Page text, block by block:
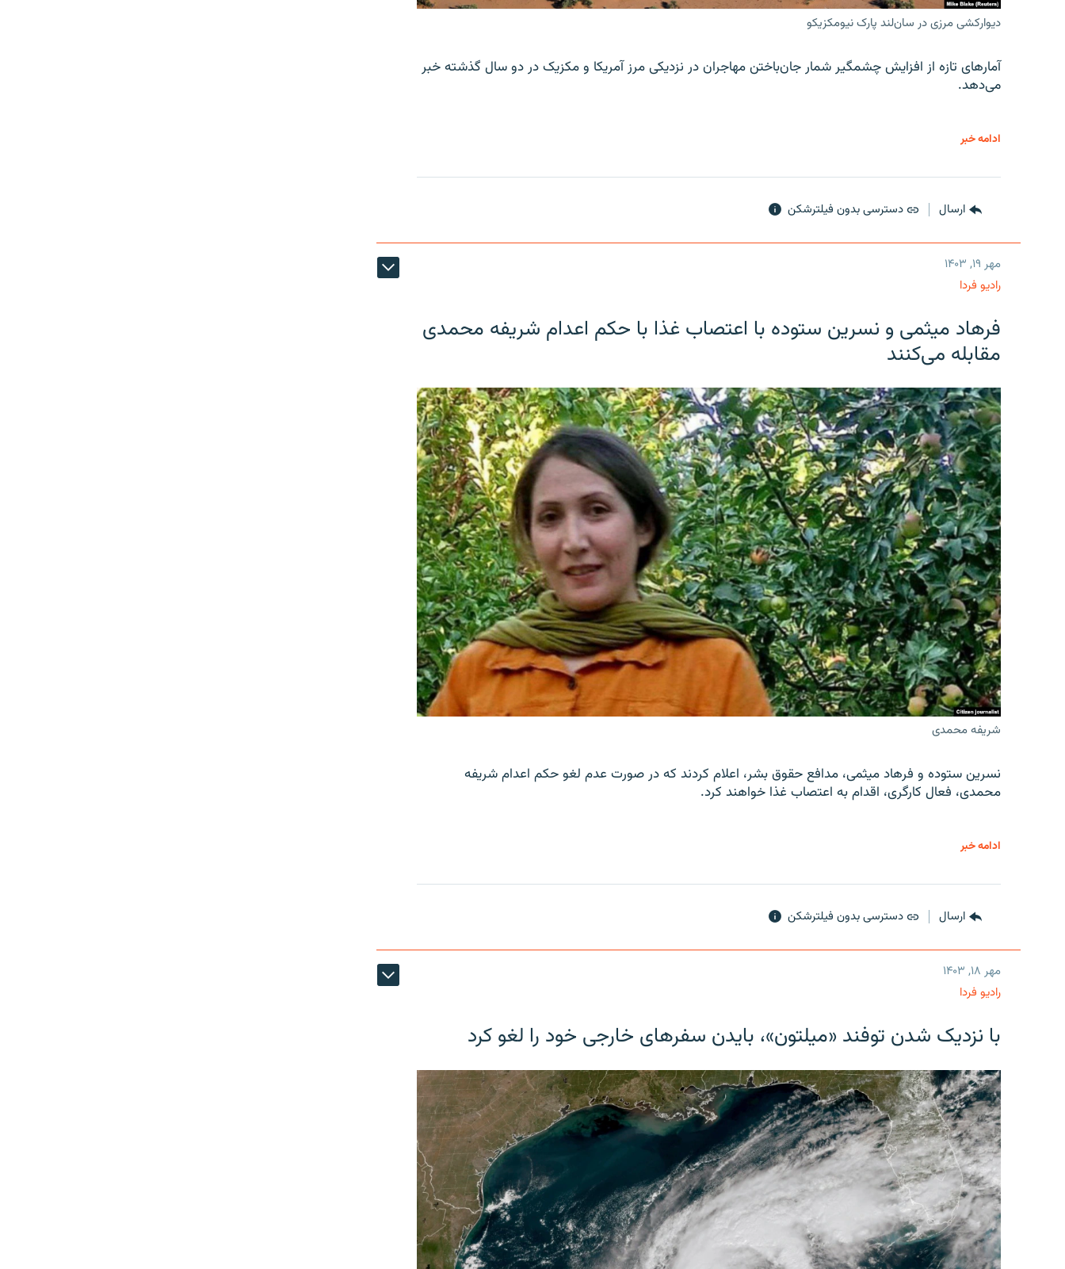
دیوارکشی مرزی در سان‌لند پارک نیومکزیکو
آمارهای تازه از افزایش چشمگیر شمار جان‌باختن مهاجران در نزدیکی مرز آمریکا و مکزیک در دو سال گذشته خبر
می‌دهد.
ادامه خبر
ارسال دسترسی بدون فیلترشکن
مهر ۱۹, ۱۴۰۳
رادیو فردا
فرهاد میثمی و نسرین ستوده با اعتصاب غذا با حکم اعدام شریفه محمدی
مقابله می‌کنند
شریفه محمدی
نسرین ستوده و فرهاد میثمی، مدافع حقوق بشر، اعلام کردند که در صورت عدم لغو حکم اعدام شریفه
محمدی، فعال کارگری، اقدام به اعتصاب غذا خواهند کرد.
ادامه خبر
ارسال دسترسی بدون فیلترشکن
مهر ۱۸, ۱۴۰۳
رادیو فردا
با نزدیک شدن توفند «میلتون»، بایدن سفرهای خارجی خود را لغو کرد